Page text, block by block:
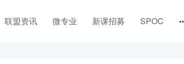
联盟资讯 微专业 新课招募 SPOC